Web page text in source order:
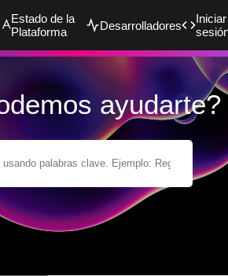
Estado de la
Plataforma
Desarrolladores
Iniciar
ayudarte?